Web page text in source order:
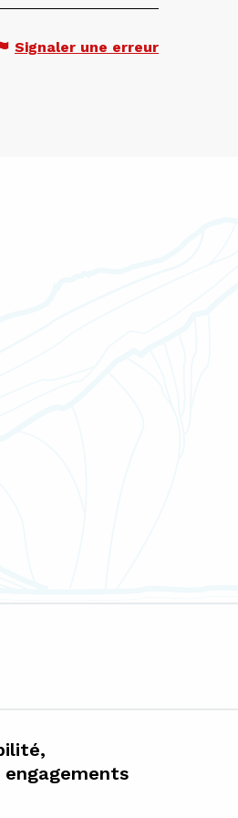
Signaler une erreur
engagements